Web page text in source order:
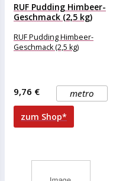
RUF Pudding Himbeer-
Geschmack (2,5 kg)
RUF Pudding Himbeer-
Geschmack (2,5 kg)
metro
9,76 €
zum Shop*